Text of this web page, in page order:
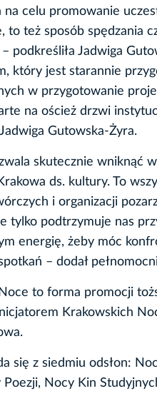
na celu promowanie
to też sposób spędzania
podkreśliła Jadwiga
który jest starannie
w przygotowanie
na oścież drzwi
Gutowska-Żyra.
skutecznie wniknąć
ds. kultury. To
i organizacji
tylko podtrzymuje nas
energię, żeby móc
– dodał
to forma promocji
Krakowskich
się z siedmiu odsłon:
Poezji, Nocy Kin